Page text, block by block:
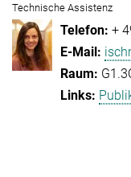
Technische Assistenz
+